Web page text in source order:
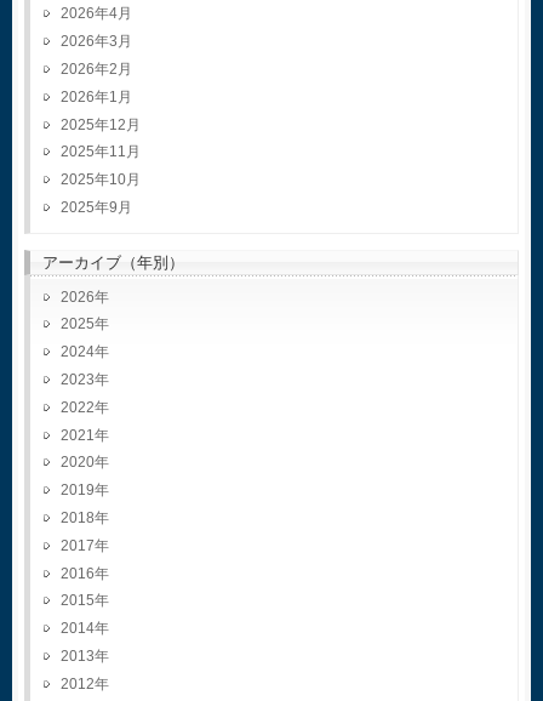
2026年4月
2026年3月
2026年2月
2026年1月
2025年12月
2025年11月
2025年10月
2025年9月
アーカイブ（年別）
2026
2025
2024
2023
2022
2021
2020
2019
2018
2017
2016
2015
2014
2013
2012